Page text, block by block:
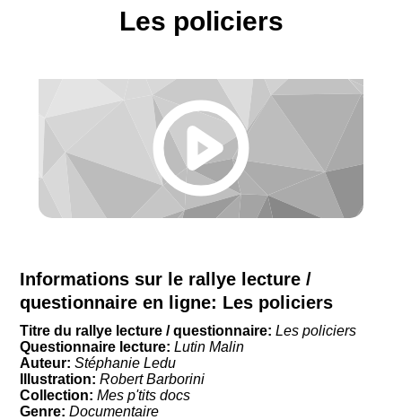
Les policiers
Informations sur le rallye lecture /
questionnaire en ligne: Les policiers
Titre du rallye lecture / questionnaire:Les policiers
Questionnaire lecture:Lutin Malin
Auteur:Stéphanie Ledu
Illustration:Robert Barborini
Collection:Mes p'tits docs
Genre:Documentaire